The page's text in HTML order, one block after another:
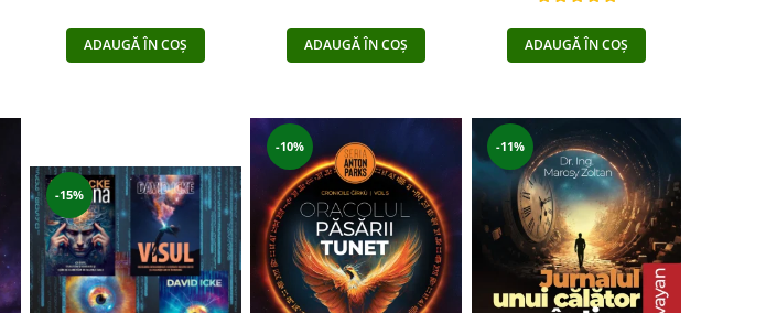
ADAUGĂ ÎN COȘ ADAUGĂ ÎN COȘ ADAUGĂ ÎN COȘ
-15%
-10% -11%